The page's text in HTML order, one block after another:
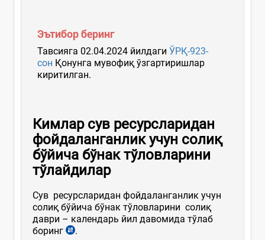
Эътибор беринг
Тавсияга 02.04.2024 йилдаги ЎРҚ-923-
сон Қонунга мувофиқ ўзгартиришлар
киритилган.
Кимлар сув ресурсларидан
фойдаланганлик учун солиқ
бўйича бўнак тўловларини
тўлайдилар
Сув ресурсларидан фойдаланганлик учун
солиқ бўйича бўнак тўловларини солиқ
даври – календарь йил давомида тўлаб
боринг
.